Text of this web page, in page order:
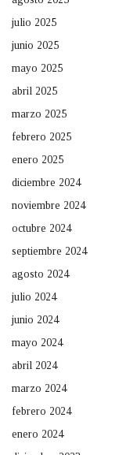
julio 2025
junio 2025
mayo 2025
abril 2025
marzo 2025
febrero 2025
enero 2025
diciembre 2024
noviembre 2024
octubre 2024
septiembre 2024
agosto 2024
julio 2024
junio 2024
mayo 2024
abril 2024
marzo 2024
febrero 2024
enero 2024